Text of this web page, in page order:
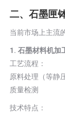
二、石墨匣
当前市场上主流
1. 石墨材料机加
工艺流程：
原料处理（等静
质量检测
技术特点：